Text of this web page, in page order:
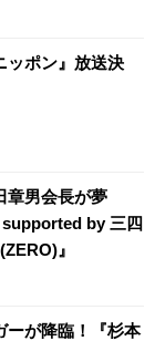
ッポン』放送決
章男会長が夢
by 三四
』
ーが降臨！『杉本